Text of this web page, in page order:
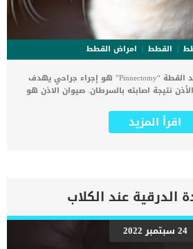
القطط
امراض القطط
استئصال صيوان الاذن عند القطة “Pinnectomy” هو إجراء جراحي يهدف
نتيجة اصابته بالسرطان. صيوان الاذن هو
الاذن عند القطط وظائف هامة رغم صغر حجمه
فى السطور التالية. يعتبر صيوان الاذن هو
او احد الرسائل التى تود ان ترسلها لك.
الاذن عند القطة لم تتوافر لها خطط دوائية
الأذن هو الحل. عملية استئصال صيوان
تلف هذه المنطقة من جسم القطة. على الرغم
اقرأ المزيد
الدرقية عند الكلاب
24 سبتمبر 2022